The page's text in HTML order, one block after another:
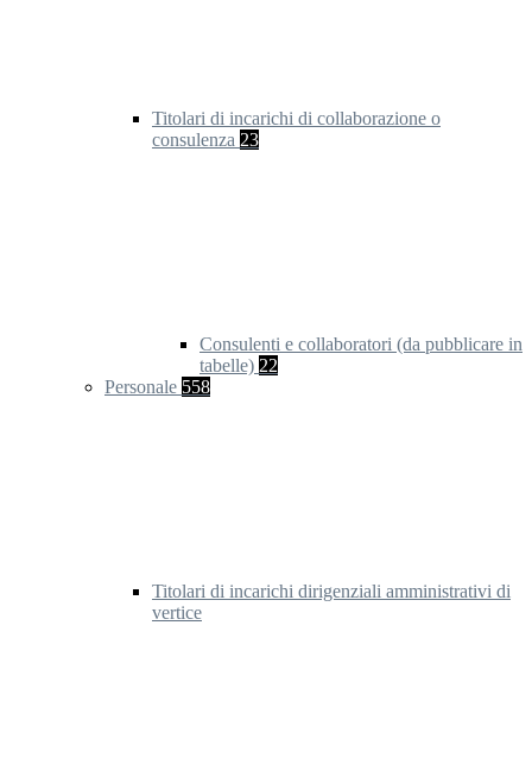
Titolari di incarichi di collaborazione o
consulenza 23
Consulenti e collaboratori (da pubblicare in
tabelle) 22
Personale 558
Titolari di incarichi dirigenziali amministrativi di
vertice